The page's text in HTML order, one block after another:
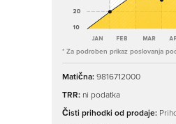
* Za podroben prikaz poslovanja
Matična:9816712000
TRR: ni podatka
Čisti prihodki od prodaje: